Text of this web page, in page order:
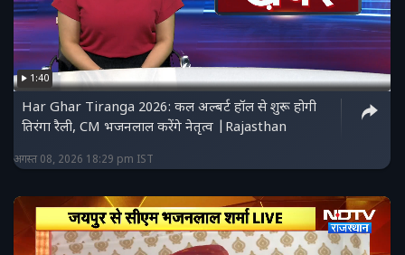
1:40
Har Ghar Tiranga 2026: कल अल्बर्ट हॉल से शुरू होगी
तिरंगा रैली, CM भजनलाल करेंगे नेतृत्व |Rajasthan
अगस्त 08, 2026 18:29 pm IST